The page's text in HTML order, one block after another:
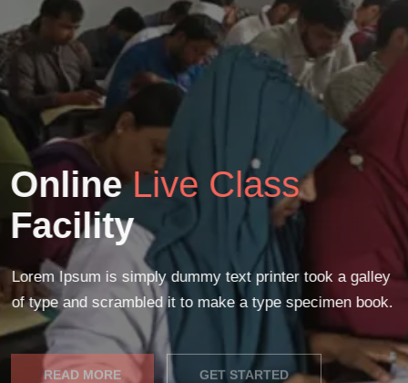
OnlineLive Class
Facility
Lorem Ipsum is simply dummy text printer took a galley
of type and scrambled it to make a type specimen book.
READ MORE GET STARTED